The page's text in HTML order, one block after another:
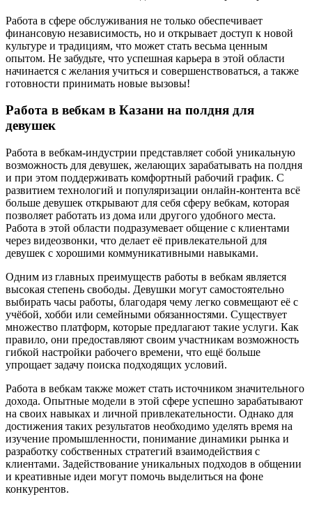
Работа в сфере обслуживания не только обеспечивает
финансовую независимость, но и открывает доступ к новой
культуре и традициям, что может стать весьма ценным
опытом. Не забудьте, что успешная карьера в этой области
начинается с желания учиться и совершенствоваться, а также
готовности принимать новые вызовы!
Работа в вебкам в Казани на полдня для
девушек
Работа в вебкам-индустрии представляет собой уникальную
возможность для девушек, желающих зарабатывать на полдня
и при этом поддерживать комфортный рабочий график. С
развитием технологий и популяризации онлайн-контента всё
больше девушек открывают для себя сферу вебкам, которая
позволяет работать из дома или другого удобного места.
Работа в этой области подразумевает общение с клиентами
через видеозвонки, что делает её привлекательной для
девушек с хорошими коммуникативными навыками.
Одним из главных преимуществ работы в вебкам является
высокая степень свободы. Девушки могут самостоятельно
выбирать часы работы, благодаря чему легко совмещают её с
учёбой, хобби или семейными обязанностями. Существует
множество платформ, которые предлагают такие услуги. Как
правило, они предоставляют своим участникам возможность
гибкой настройки рабочего времени, что ещё больше
упрощает задачу поиска подходящих условий.
Работа в вебкам также может стать источником значительного
дохода. Опытные модели в этой сфере успешно зарабатывают
на своих навыках и личной привлекательности. Однако для
достижения таких результатов необходимо уделять время на
изучение промышленности, понимание динамики рынка и
разработку собственных стратегий взаимодействия с
клиентами. Задействование уникальных подходов в общении
и креативные идеи могут помочь выделиться на фоне
конкурентов.